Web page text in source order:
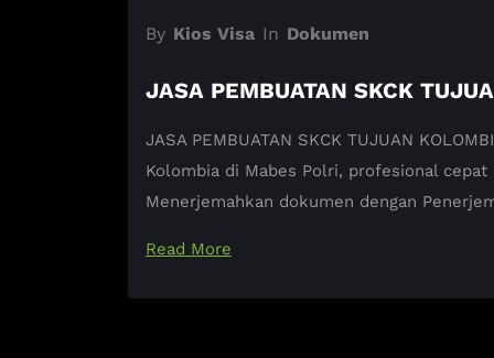
By Kios Visa In Dokumen
JASA PEMBUATAN SKCK
JASA PEMBUATAN SKCK TUJUAN
Kolombia di Mabes Polri, profesional cepat
Menerjemahkan dokumen dengan
Read More